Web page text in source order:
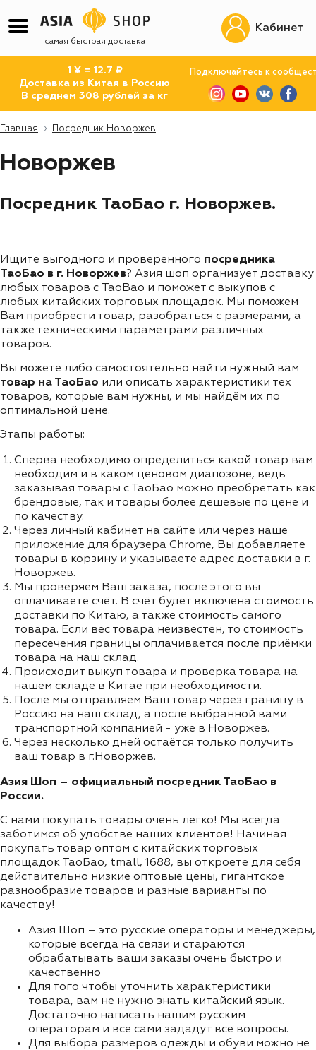
самая быстрая доставка
1 ¥ = 12.7 ₽
Доставка из Китая в Россию
В среднем 308 рублей за кг
Подключайтесь к
Кабинет
Главная Посредник Новоржев
Новоржев
Посредник ТаоБао г. Новоржев.
Ищите выгодного и проверенного посредника
ТаоБао в г. Новоржев? Азия шоп организует доставку
любых товаров с TaoBao и поможет с выкупов с
любых китайских торговых площадок. Мы поможем
Вам приобрести товар, разобраться с размерами, а
также техническими параметрами различных
товаров.
Вы можете либо самостоятельно найти нужный вам
товар на ТаоБао или описать характеристики тех
товаров, которые вам нужны, и мы найдём их по
оптимальной цене.
Этапы работы:
Сперва необходимо определиться какой товар вам
необходим и в каком ценовом диапозоне, ведь
заказывая товары с ТаоБао можно преобретать как
брендовые, так и товары более дешевые по цене и
по качеству.
Через личный кабинет на сайте или через наше
приложение для браузера Chrome, Вы добавляете
товары в корзину и указываете адрес доставки в г.
Новоржев.
Мы проверяем Ваш заказа, после этого вы
оплачиваете счёт. В счёт будет включена стоимость
доставки по Китаю, а также стоимость самого
товара. Если вес товара неизвестен, то стоимость
пересечения границы оплачивается после приёмки
товара на наш склад.
Происходит выкуп товара и проверка товара на
нашем складе в Китае при необходимости.
После мы отправляем Ваш товар через границу в
Россию на наш склад, а после выбранной вами
транспортной компанией - уже в Новоржев.
Через несколько дней остаётся только получить
ваш товар в г.Новоржев.
Азия Шоп – официальный посредник ТаоБао в
России.
С нами покупать товары очень легко! Мы всегда
заботимся об удобстве наших клиентов! Начиная
покупать товар оптом с китайских торговых
площадок ТаоБао, tmall, 1688, вы откроете для себя
действительно низкие оптовые цены, гигантское
разнообразие товаров и разные варианты по
качеству!
Азия Шоп – это русские операторы и менеджеры,
которые всегда на связи и стараются
обрабатывать ваши заказы очень быстро и
качественно
Для того чтобы уточнить характеристики
товара, вам не нужно знать китайский язык.
Достаточно написать нашим русским
операторам и все сами зададут все вопросы.
Для выбора размеров одежды и обуви можно не